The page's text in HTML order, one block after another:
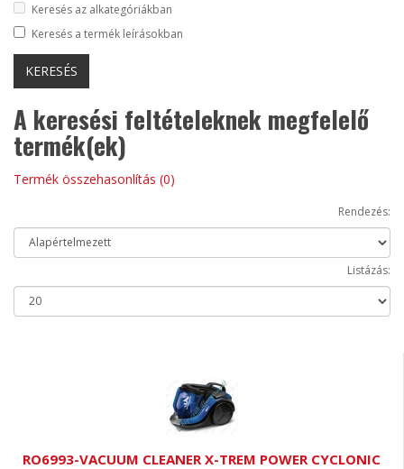
Keresés az alkategóriákban
Keresés a termék leírásokban
A keresési feltételeknek megfelelő
termék(ek)
Termék összehasonlítás (0)
Rendezés:
Listázás:
RO6993-VACUUM CLEANER X-TREM POWER CYCLONIC